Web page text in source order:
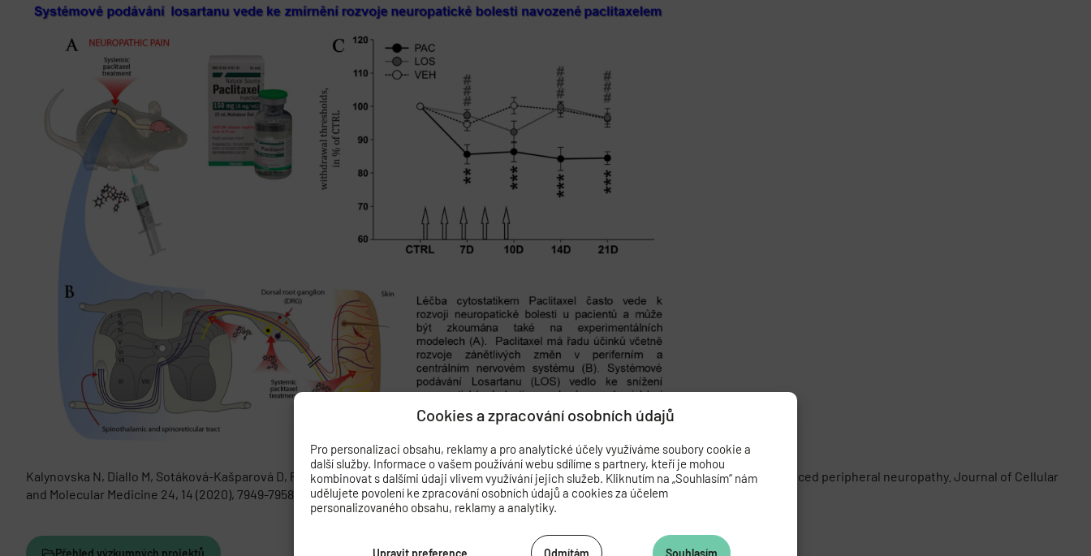
Cookies a zpracování osobních údajů
Pro personalizaci obsahu, reklamy a pro analytické účely využíváme soubory cookie a
další služby. Informace o vašem používání webu sdílíme s partnery, kteří je mohou
kombinovat s dalšími údaji vlivem využívání jejich služeb. Kliknutím na „Souhlasím“ nám
udělujete povolení ke zpracování osobních údajů a cookies za účelem
personalizovaného obsahu, reklamy a analytiky.
Souhlasím
Odmítám
Upravit preference
Kalynovska N, Diallo M, Sotáková-Kašparová D, Paleček J Losartan attenuates neuroinflammation and neuropathic pain in paclitaxel-induced peripheral neuropathy. Journal of Cellular
and Molecular Medicine 24, 14 (2020), 7949-7958. IF: 4.486DOI